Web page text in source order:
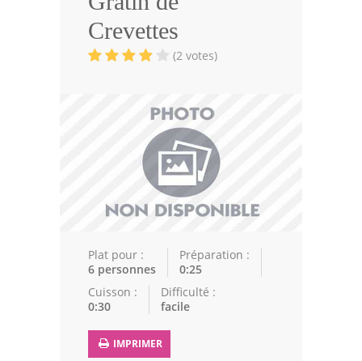
Volailles
Cuisines Orientales
Recettes marocaine
Cuisine Algérienne
Cuisine Tunisienne
Cuisine Juive
Cuisine Libanaise
Astuces de cuisine
Crevettes
(2 votes)
Plat pour :
6 personnes
Préparation :
0:25
Cuisson :
0:30
Difficulté :
facile
IMPRIMER